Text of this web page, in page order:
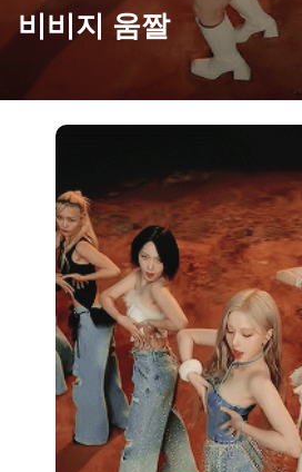
비비지 움짤